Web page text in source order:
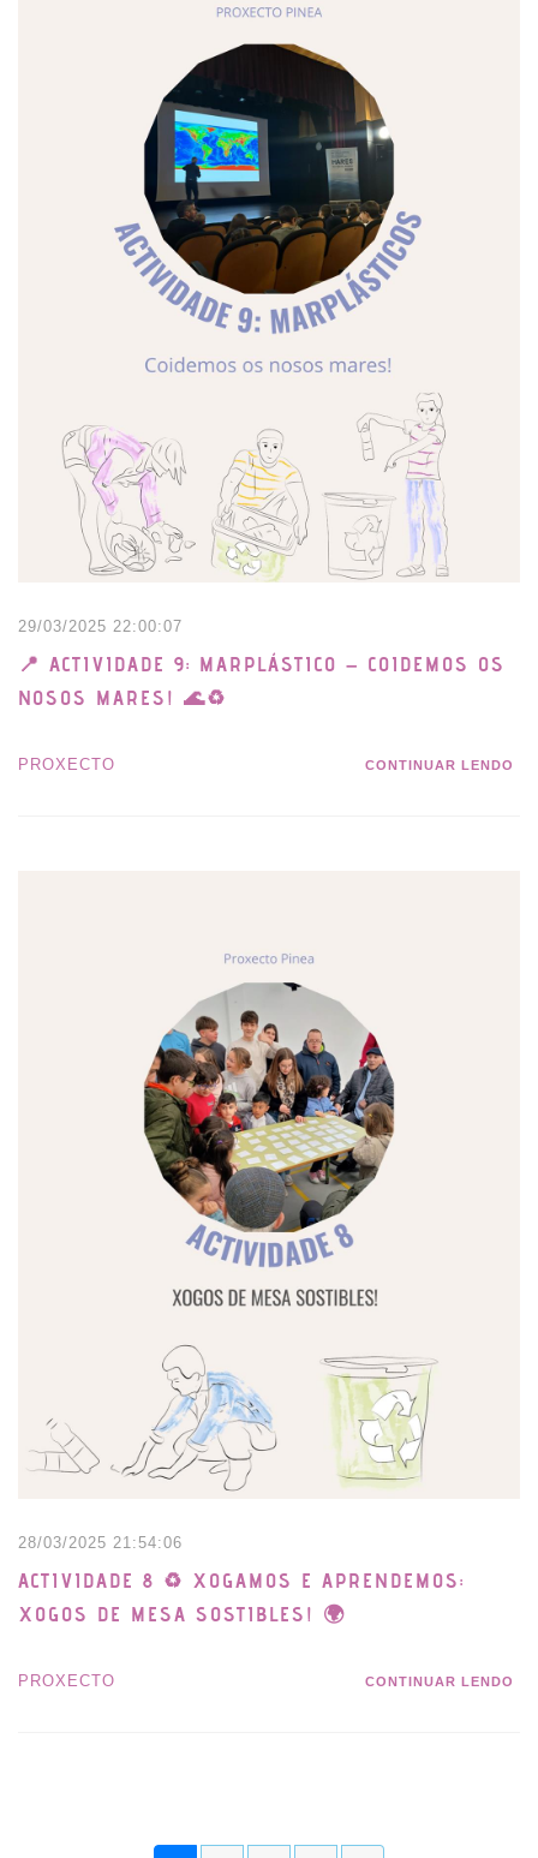
29/03/2025 22:00:07
📍 ACTIVIDADE 9: MARPLÁSTICO – COIDEMOS OS
NOSOS MARES! 🌊♻️
PROXECTO CONTINUAR LENDO
28/03/2025 21:54:06
ACTIVIDADE 8 ♻️ XOGAMOS E APRENDEMOS:
XOGOS DE MESA SOSTIBLES! 🌍
PROXECTO CONTINUAR LENDO